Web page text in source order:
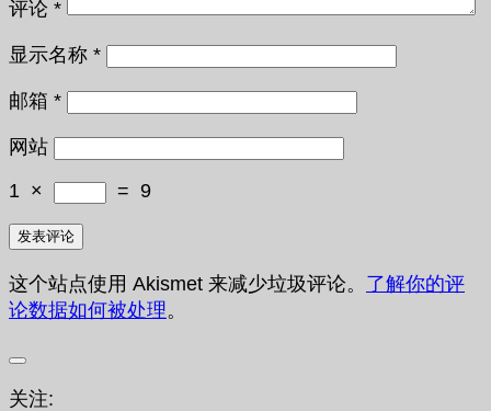
评论 *
显示名称 *
邮箱 *
网站
1 × = 9
这个站点使用 Akismet 来减少垃圾评论。 了解你的评
论数据如何被处理。
关注: